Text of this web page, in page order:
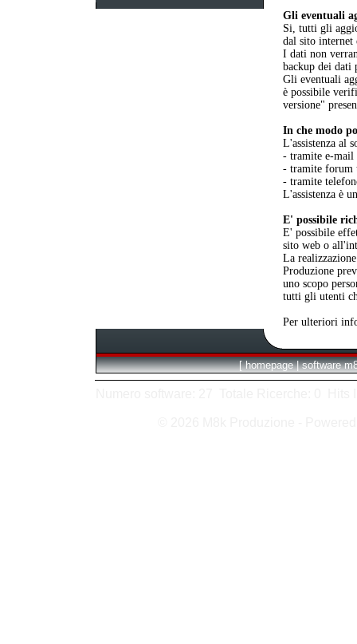
Gli eventuali
Si, tutti gli
dal sito internet
I dati non
backup dei dati
Gli eventuali
è possibile
versione"
In che modo
L'assistenza al
- tramite e-mail
- tramite forum
- tramite
L'assistenza è
E' possibile
E' possibile
sito web o
La
Produzione
uno scopo
tutti gli utenti
Per ulteriori
[ homepage | software